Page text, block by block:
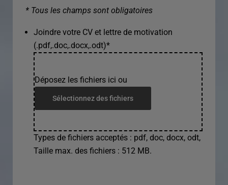
* Tous les champs sont obligatoires
Joindre votre CV et lettre de motivation
(.pdf,.doc,.docx,.odt)*
Déposez les fichiers ici ou
Sélectionnez des fichiers
Types de fichiers acceptés : pdf, doc, docx, odt,
Taille max. des fichiers : 512 MB.